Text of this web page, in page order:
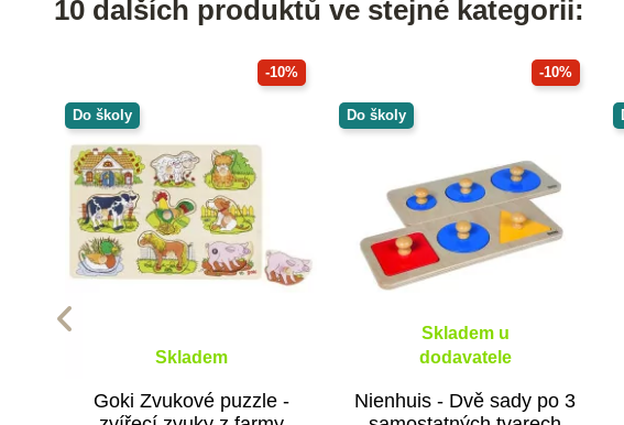
10 dalších produktů ve stejné kategorii:
-10%
Do školy
Skladem
Goki Zvukové puzzle -
-10%
Do školy
Skladem u
dodavatele
Nienhuis - Dvě sady po 3